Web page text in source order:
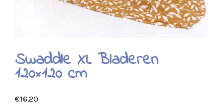
Swaddle XL Bladeren
120×120 cm
€16.20